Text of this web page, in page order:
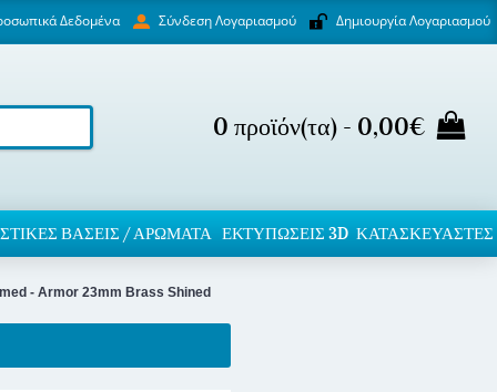
Δεδομένα Σύνδεση Λογαριασμού Δημιουργία Λογαριασμού
0 προϊόν(τα) - 0,00€
ΒΆΣΕΙΣ / ΑΡΏΜΑΤΑ ΕΚΤΥΠΏΣΕΙΣ 3D ΚΑΤΑΣΚΕΥΑΣΤΕΣ
- Armor 23mm Brass Shined